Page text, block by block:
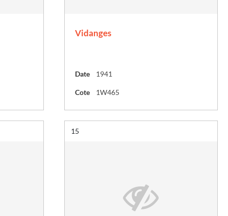
Vidanges
Date 1941
Cote 1W465
Résultat n°
15